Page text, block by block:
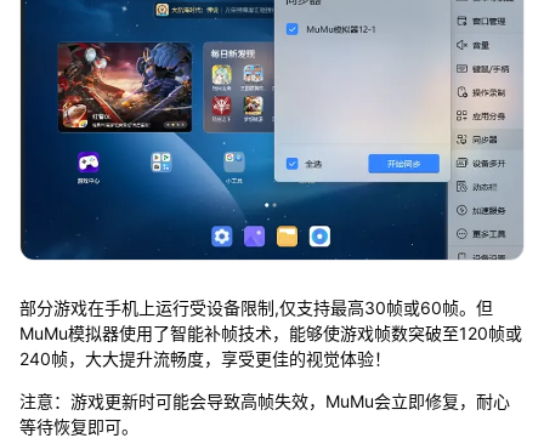
部分游戏在手机上运行受设备限制,仅支持最高30帧或60帧。但
MuMu模拟器使用了智能补帧技术，能够使游戏帧数突破至120帧或
240帧，大大提升流畅度，享受更佳的视觉体验！
注意：游戏更新时可能会导致高帧失效，MuMu会立即修复，耐心
等待恢复即可。